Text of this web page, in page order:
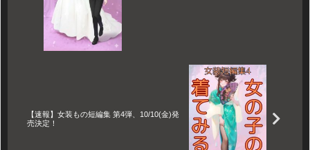
【速報】女装もの短編集 第4弾、10/10(金)発
売決定！